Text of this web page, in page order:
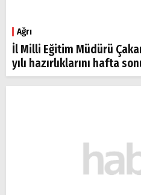
Ağrı
İl Milli Eğitim Müdürü
yılı hazırlıklarını hafta